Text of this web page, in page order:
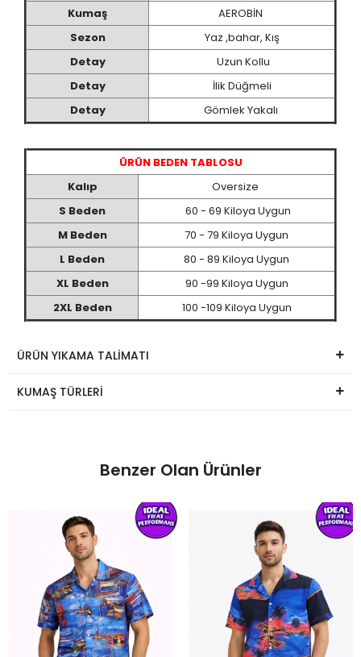
Kumaş
AEROBİN
Sezon
Yaz ,bahar, Kış
Detay
Uzun Kollu
Detay
İlik Düğmeli
Detay
Gömlek Yakalı
ÜRÜN BEDEN TABLOSU
Kalıp
Oversize
S Beden
60 - 69 Kiloya Uygun
M Beden
70 - 79 Kiloya Uygun
L Beden
80 - 89 Kiloya Uygun
XL Beden
90 -99 Kiloya Uygun
2XL Beden
100 -109 Kiloya Uygun
ÜRÜN YIKAMA TALİMATI
KUMAŞ TÜRLERİ
Benzer Olan Ürünler